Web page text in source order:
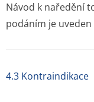
Návod k naředění
podáním je uveden
4.3 Kontraindikace